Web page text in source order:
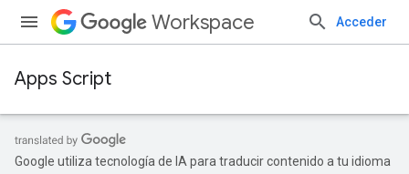
Workspace Acceder
Apps Script
Google utiliza tecnología de IA para traducir contenido a tu idioma